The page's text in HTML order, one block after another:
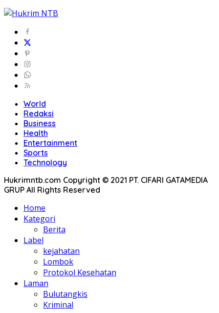
World
Redaksi
Business
Health
Entertainment
Sports
Technology
Hukrimntb.com Copyright © 2021 PT. CIFARI GATAMEDIA
GRUP All Rights Reserved
Home
Kategori
Berita
Label
kejahatan
Lombok
Protokol Kesehatan
Laman
Bulutangkis
Kriminal